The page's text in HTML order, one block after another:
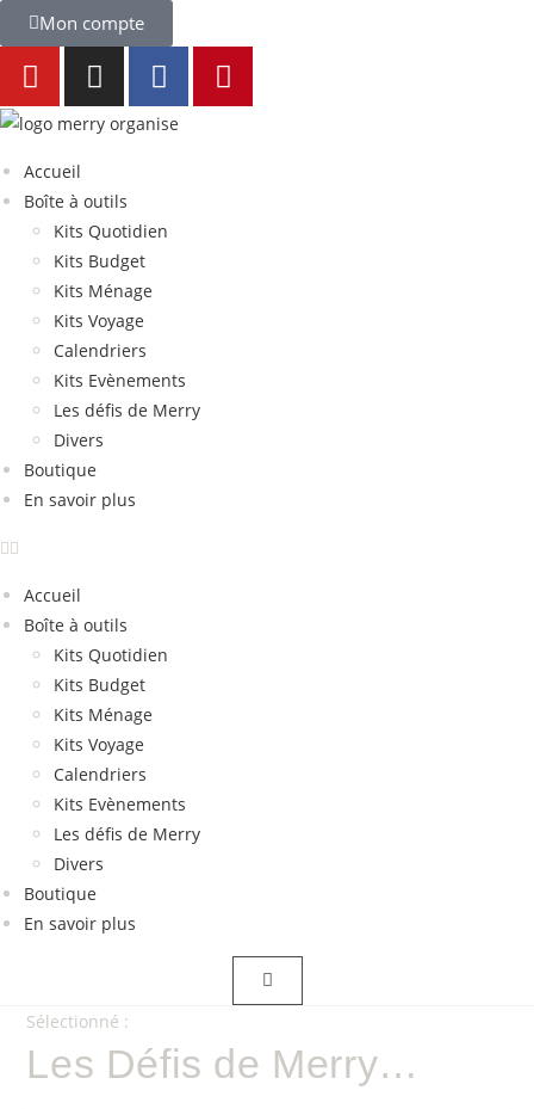
Mon compte
Accueil
Boîte à outils
Kits Quotidien
Kits Budget
Kits Ménage
Kits Voyage
Calendriers
Kits Evènements
Les défis de Merry
Divers
Boutique
En savoir plus
Accueil
Boîte à outils
Kits Quotidien
Kits Budget
Kits Ménage
Kits Voyage
Calendriers
Kits Evènements
Les défis de Merry
Divers
Boutique
En savoir plus
Sélectionné :
Les Défis de Merry…